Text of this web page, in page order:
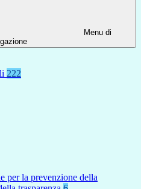
Menu di
222
per la prevenzione della